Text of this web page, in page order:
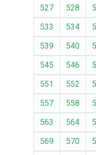
527
528
533
534
539
540
545
546
551
552
557
558
563
564
569
570